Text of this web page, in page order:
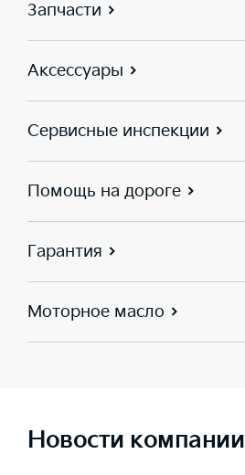
Запчасти
Аксессуары
Сервисные инспекции
Помощь на дороге
Гарантия
Моторное масло
Новости компании